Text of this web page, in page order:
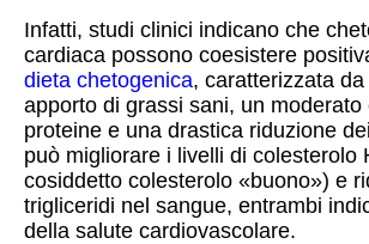
Infatti, studi clinici indicano che
cardiaca possono coesistere
dieta chetogenica, caratterizzata
apporto di grassi sani, un moderato
proteine e una drastica riduzione
può migliorare i livelli di colesterolo
cosiddetto colesterolo «buono») e
trigliceridi nel sangue, entrambi
della salute cardiovascolare.